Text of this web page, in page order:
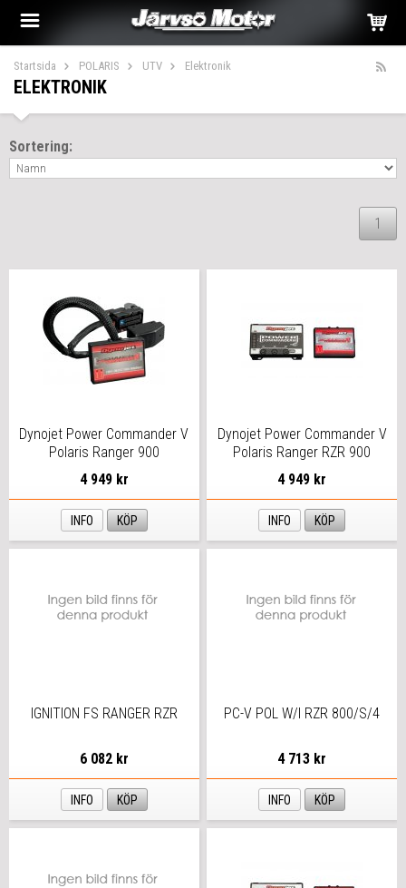
Startsida POLARIS UTV Elektronik
ELEKTRONIK
Sortering:
1
Dynojet Power Commander V
Polaris Ranger 900
4 949 kr
INFO KÖP
Dynojet Power Commander V
Polaris Ranger RZR 900
4 949 kr
INFO KÖP
IGNITION FS RANGER RZR
6 082 kr
INFO KÖP
PC-V POL W/I RZR 800/S/4
4 713 kr
INFO KÖP